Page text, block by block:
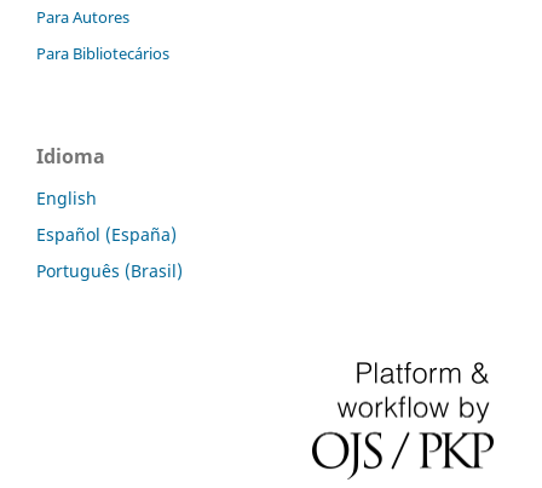
Para Autores
Para Bibliotecários
Idioma
English
Español (España)
Português (Brasil)